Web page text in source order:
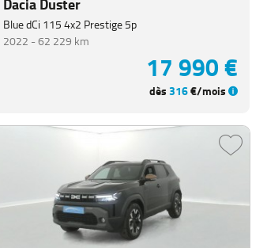
Blue dCi 115 4x2 Prestige 5p
2022 -62 229 km
17 990 €
dès316€/mois